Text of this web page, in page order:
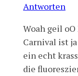
Antworten
Woah geil
Carnival ist
ein echt
die